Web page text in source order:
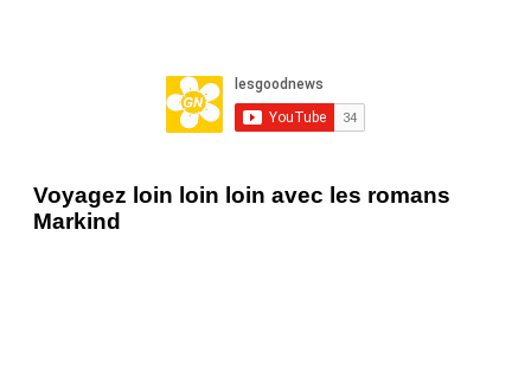
Voyagez loin loin loin avec les romans
Markind